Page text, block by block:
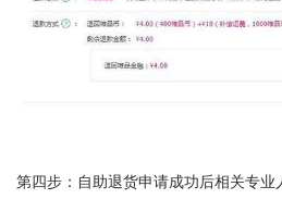
第四步：自助退货申请成功后相关专